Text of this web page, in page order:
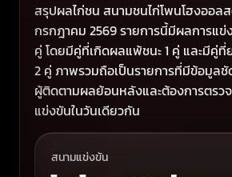
สรุปผลไก่ชน สนามชนไก่โพนโฮงออล
กรกฎาคม 2569 รายการนี้มีผลการแ
คู่ โดยมีคู่ที่เกิดผลแพ้ชนะ 1 คู่ และมีคู่ที่
2 คู่ ภาพรวมถือเป็นรายการที่มีข้อมูลชั
ผู้ติดตามผลย้อนหลังและต้องการตรว
แข่งขันในวันเดียวกัน
สนามแข่งขัน